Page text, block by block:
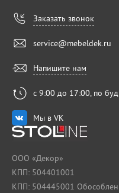
Заказать звонок
service@mebeldek.ru
Напишите нам
с 9:00 до 17:00, по
Мы в VK
ООО «Декор»
КПП: 504401001
КПП: 504445001